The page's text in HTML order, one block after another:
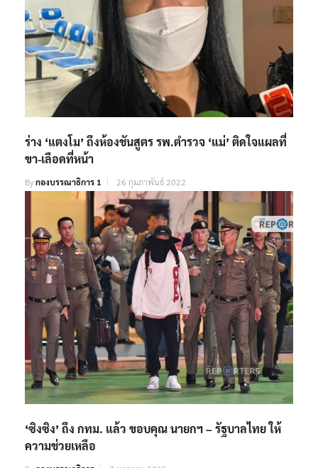
ร่าง ‘แตงโม’ ถึงห้องชันสูตร รพ.ตำรวจ ‘แม่’ ติดใจแผลที่
ขา-เลือดที่หน้า
Byกองบรรณาธิการ 1 26 กุมภาพันธ์ 2022
‘ซิงซิง’ ถึง กทม. แล้ว ขอบคุณ นายกฯ – รัฐบาลไทย ให้
ความช่วยเหลือ